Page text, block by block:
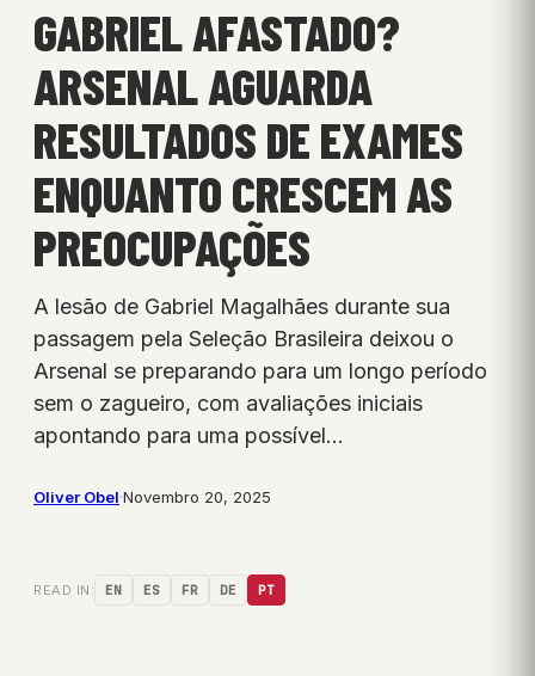
GABRIEL AFASTADO?
ARSENAL AGUARDA
RESULTADOS DE EXAMES
ENQUANTO CRESCEM AS
PREOCUPAÇÕES
A lesão de Gabriel Magalhães durante sua
passagem pela Seleção Brasileira deixou o
Arsenal se preparando para um longo período
sem o zagueiro, com avaliações iniciais
apontando para uma possível…
Oliver Obel·Novembro 20, 2025
READ IN: EN ES FR DE PT